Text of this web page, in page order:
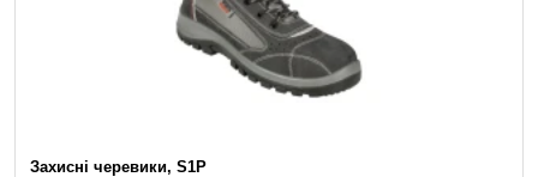
Захисні черевики, S1P